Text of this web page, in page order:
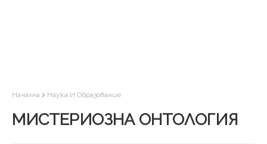
Начална Наука И Образование
МИСТЕРИОЗНА ОНТОЛОГИЯ